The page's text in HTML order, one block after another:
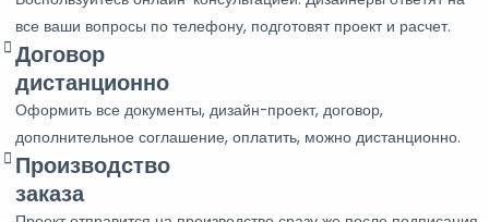
все ваши вопросы по телефону, подготовят проект и расчет.
Договор
дистанционно
Оформить все документы, дизайн-проект, договор,
дополнительное соглашение, оплатить, можно дистанционно.
Производство
заказа